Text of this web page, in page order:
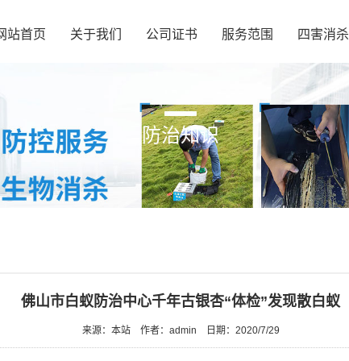
站首页 关于我们 公司证书 服务范围 四害消杀
防治知识
佛山市白蚁防治中心千年古银杏“体检”发现散白蚁
来源：本站 作者：admin 日期：2020/7/29